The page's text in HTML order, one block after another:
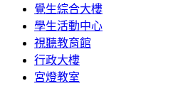
覺生綜合大樓
學生活動中心
視聽教育館
行政大樓
宮燈教室